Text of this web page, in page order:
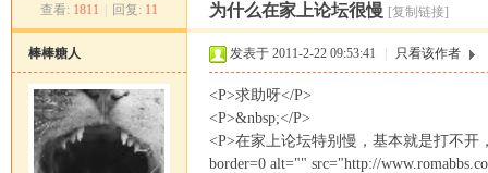
› ›
查看: 1811 回复: 11 为什么在家上论坛很慢 [复制链接]
棒棒糖人 发表于 2011-2-22 09:53:41 只看该作者
<P>求助呀</P>
<P>&nbsp;</P>
<P>在家上论坛特别慢，基本就是打不
border=0 alt="" src="http://